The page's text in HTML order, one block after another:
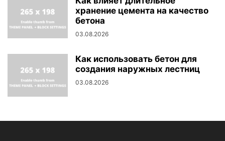
хранение цемента на качество
бетона
03.08.2026
Как использовать бетон для
создания наружных лестниц
03.08.2026